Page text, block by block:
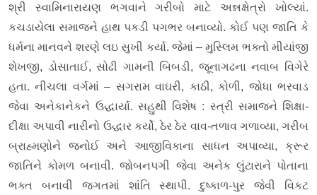
શ્રી સ્વામિનારાયણ ભગવાને ગરીબો માટે અન્નક્ષેત્રો ખોલ્યાં.
કચડાયેલા સમાજને હાથ પકડી પગભર બનાવ્યો. કોઈ પણ જાતિ કે
ધર્મના માનવને શરણે લઇ સુખી કર્યા. જેમાં – મુસ્લિમ ભક્તો મીયાંજી
શેખજી, ડોસાતાઈ, સોઢી ગામની બિબડી, જૂનાગઢના નવાબ વિગેરે
હતા. નીચલા વર્ગમાં – સગરામ વાઘરી, કાઠી, કોળી, જોધા ભરવાડ
જેવા અનેકાનેકને ઉદ્ધાર્યા. સહુથી વિશેષ : સ્ત્રી સમાજને શિક્ષા-
દીક્ષા અપાવી નારીનો ઉદ્ધાર કર્યો, ઠેર ઠેર વાવ-તળાવ ગળાવ્યા, ગરીબ
બ્રાહ્મણોને જનોઈ અને આજીવિકાના સાધન અપાવ્યા, ક્રૂર
જાતિને કોમળ બનાવી. જોબનપગી જેવા અનેક લુંટારાને પોતાના
ભક્ત બનાવી જગતમાં શાંતિ સ્થાપી. દુષ્કાળ-પુર જેવી વિકટ